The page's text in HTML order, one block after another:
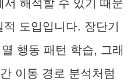
해석할 수 있기 때문
도입입니다. 장단기
행동 패턴 학습, 그래
이동 경로 분석처럼